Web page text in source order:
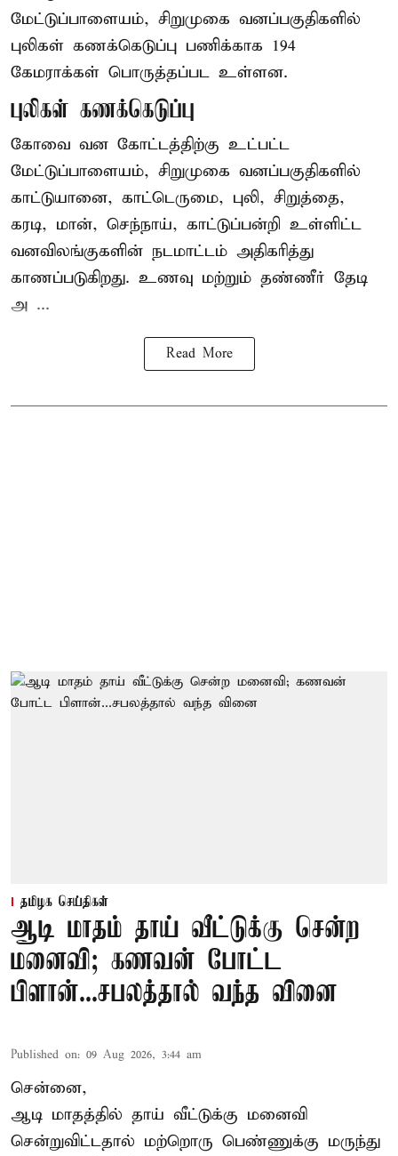
மேட்டுப்பாளையம், சிறுமுகை வனப்பகுதிகளில்
புலிகள் கணக்கெடுப்பு பணிக்காக 194
கேமராக்கள் பொருத்தப்பட உள்ளன.
புலிகள் கணக்கெடுப்பு
கோவை வன கோட்டத்திற்கு உட்பட்ட
மேட்டுப்பாளையம், சிறுமுகை வனப்பகுதிகளில்
காட்டுயானை, காட்டெருமை, புலி, சிறுத்தை,
கரடி, மான், செந்நாய், காட்டுப்பன்றி உள்ளிட்ட
வனவிலங்குகளின் நடமாட்டம் அதிகரித்து
காணப்படுகிறது. உணவு மற்றும் தண்ணீர் தேடி
அ ...
Read More
தமிழக செய்திகள்
ஆடி மாதம் தாய் வீட்டுக்கு சென்ற
மனைவி; கணவன் போட்ட
பிளான்...சபலத்தால் வந்த வினை
Published on: 09 Aug 2026, 3:44 am
சென்னை,
ஆடி மாதத்தில் தாய் வீட்டுக்கு மனைவி
சென்றுவிட்டதால் மற்றொரு பெண்ணுக்கு மருந்து